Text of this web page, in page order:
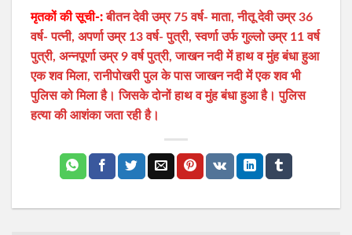
मृतकों की सूची-: बीतन देवी उम्र 75 वर्ष- माता, नीतू देवी उम्र 36
वर्ष- पत्नी, अपर्णा उम्र 13 वर्ष- पुत्री, स्वर्णा उर्फ गुल्लो उम्र 11 वर्ष
पुत्री, अन्नपूर्णा उम्र 9 वर्ष पुत्री, जाखन नदी में हाथ व मुंह बंधा हुआ
एक शव मिला, रानीपोखरी पुल के पास जाखन नदी में एक शव भी
पुलिस को मिला है। जिसके दोनों हाथ व मुंह बंधा हुआ है। पुलिस
हत्या की आशंका जता रही है।